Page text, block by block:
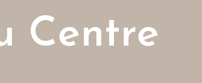
Centre